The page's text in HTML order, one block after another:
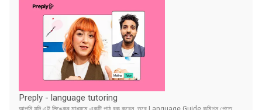
Preply - language tutoring